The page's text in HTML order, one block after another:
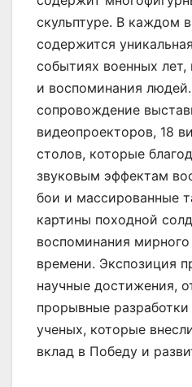
скульптуре. В каждом
содержится
событиях военных
и воспоминания
сопровождение
видеопроекторов, 18
столов, которые
звуковым эффектам
бои и массированные
картины походной
воспоминания
времени. Экспозиция
научные достижения,
прорывные разработки
ученых, которые
вклад в Победу и